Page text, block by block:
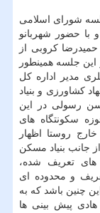
شورای اسلامی
حضور شهربانو
حمیدرضا كروبی از
جلسه همینطور
مدیر اداره كل
كشاورزی و بنیاد
رسولی در این
سكونتگاه های
روستا اظهار
جانب بنیاد مسكن
تعریف شده،
و محدوده ای
چنین باشد كه به
پیش بینی ها